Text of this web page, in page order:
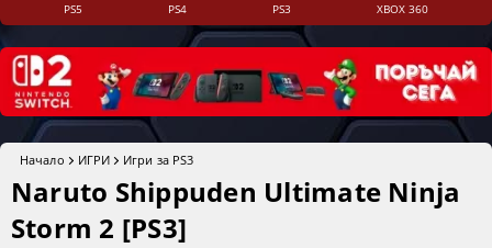
PS5 PS4 PS3 XBOX 360
Начало ИГРИ Игри за PS3
Naruto Shippuden Ultimate Ninja
Storm 2 [PS3]